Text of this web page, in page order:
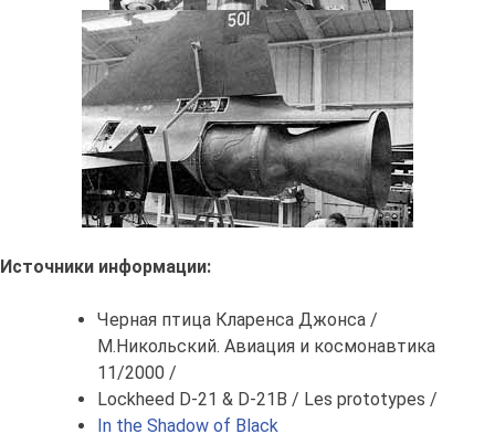
Источники информации:
Черная птица Кларенса Джонса /
М.Никольский. Авиация и космонавтика
11/2000 /
Lockheed D-21 & D-21B / Les prototypes /
In the Shadow of Black